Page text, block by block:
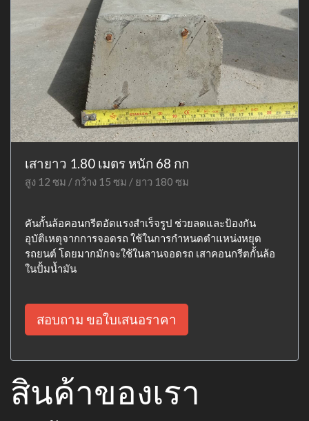
เสายาว 1.80 เมตร หนัก 68 กก
สูง 12 ซม / กว้าง 15 ซม / ยาว 180 ซม
คันกั้นล้อคอนกรีตอัดแรงสำเร็จรูป ช่วยลดและป้องกัน
อุบัติเหตุจากการจอดรถ ใช้ในการกำหนดตำแหน่งหยุด
รถยนต์ โดยมากมักจะใช้ในลานจอดรถ เสาคอนกรีตกั้นล้อ
ในปั้มน้ำมัน
สอบถาม ขอใบเสนอราคา
สินค้าของเรา